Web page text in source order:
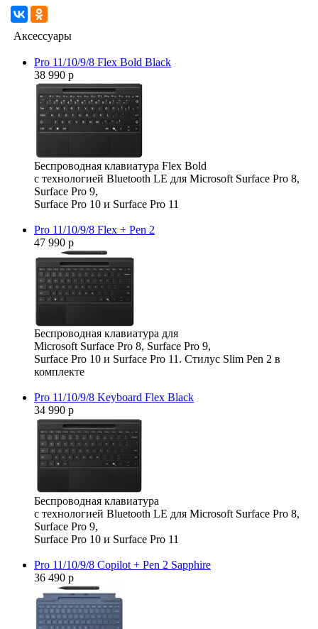
Аксессуары
Pro 11/10/9/8 Flex Bold Black
38 990 р
Беспроводная клавиатура Flex Bold
с технологией Bluetooth LE для Microsoft Surface Pro 8,
Surface Pro 9,
Surface Pro 10 и Surface Pro 11
Pro 11/10/9/8 Flex + Pen 2
47 990 р
Беспроводная клавиатура для
Microsoft Surface Pro 8, Surface Pro 9,
Surface Pro 10 и Surface Pro 11. Стилус Slim Pen 2 в
комплекте
Pro 11/10/9/8 Keyboard Flex Black
34 990 р
Беспроводная клавиатура
с технологией Bluetooth LE для Microsoft Surface Pro 8,
Surface Pro 9,
Surface Pro 10 и Surface Pro 11
Pro 11/10/9/8 Copilot + Pen 2 Sapphire
36 490 р